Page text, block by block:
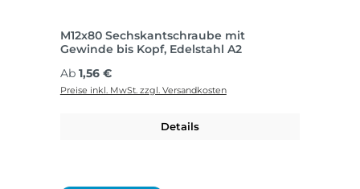
M12x80 Sechskantschraube mit
Gewinde bis Kopf, Edelstahl A2
Regulärer Preis:
Ab 1,56 €
Preise inkl. MwSt. zzgl. Versandkosten
Details